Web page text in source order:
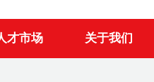
才市场 关于我们